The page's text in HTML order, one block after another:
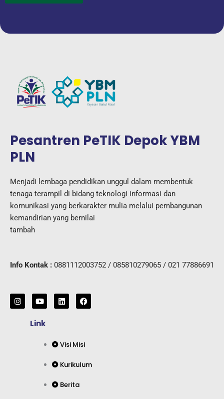
Pesantren PeTIK Depok YBM
PLN
Menjadi lembaga pendidikan unggul dalam membentuk
tenaga terampil di bidang teknologi informasi dan
komunikasi yang berkarakter mulia melalui pembangunan
kemandirian yang bernilai
tambah
Info Kontak : 0881112003752 / 085810279065 / 021 77886691
I
n
Y
o
t
u
L
i
i
n
F
a
o
k
Link
Visi Misi
Kurikulum
Berita